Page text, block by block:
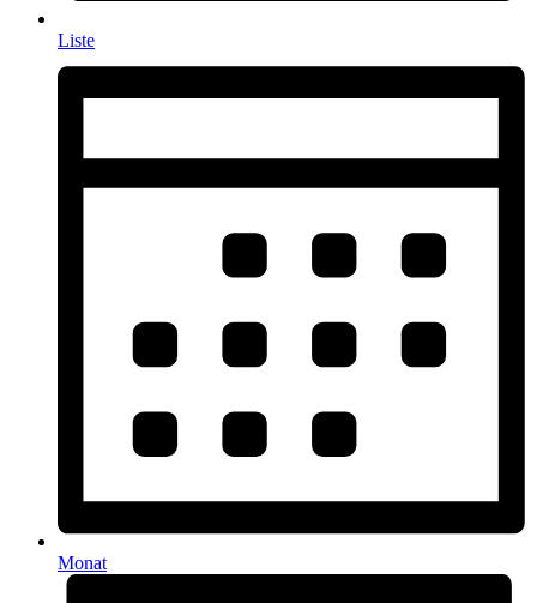
Liste
Monat